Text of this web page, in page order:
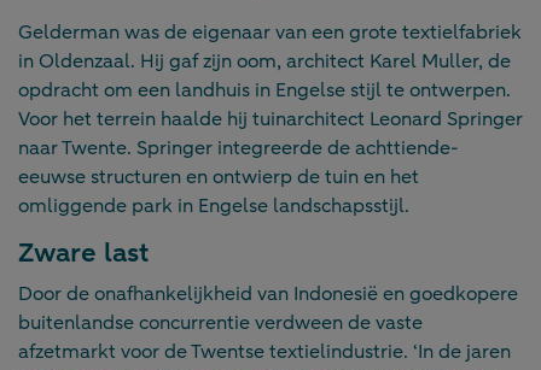
Gelderman was de eigenaar van een grote textielfabriek
in Oldenzaal. Hij gaf zijn oom, architect Karel Muller, de
opdracht om een landhuis in Engelse stijl te ontwerpen.
Voor het terrein haalde hij tuinarchitect Leonard Springer
naar Twente. Springer integreerde de achttiende-
eeuwse structuren en ontwierp de tuin en het
omliggende park in Engelse landschapsstijl.
Zware last
Door de onafhankelijkheid van Indonesië en goedkopere
buitenlandse concurrentie verdween de vaste
afzetmarkt voor de Twentse textielindustrie. ‘In de jaren